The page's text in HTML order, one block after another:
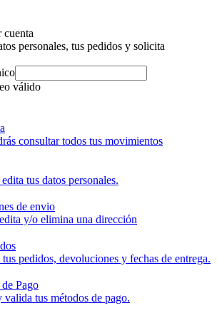
cuenta
personales, tus pedidos y solicita
válido
consultar todos tus movimientos
tus datos personales.
de envio
y/o elimina una dirección
pedidos, devoluciones y fechas de entrega.
Pago
valida tus métodos de pago.